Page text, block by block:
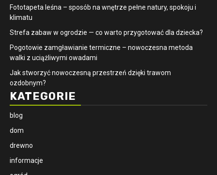
​Fototapeta leśna – sposób na wnętrze pełne natury, spokoju i
klimatu
Strefa zabaw w ogrodzie — co warto przygotować dla dziecka?
Pogotowie zamgławianie termiczne – nowoczesna metoda
walki z uciążliwymi owadami
Jak stworzyć nowoczesną przestrzeń dzięki trawom
ozdobnym?
KATEGORIE
blog
dom
drewno
informacje